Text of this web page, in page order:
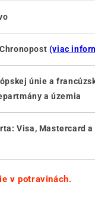
(viac
únie a
a územia
Visa, Mastercard
v potravinách.